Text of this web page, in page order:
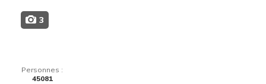
3
Personnes :
45081